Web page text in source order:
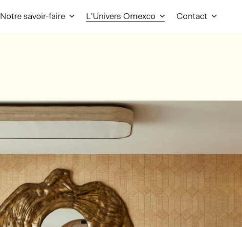
Notre savoir-faire L'Univers Omexco Contact